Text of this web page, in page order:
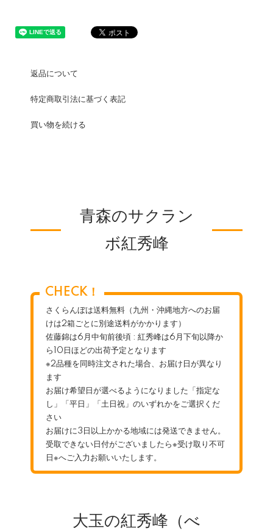
返品について
特定商取引法に基づく表記
買い物を続ける
青森のサクラン
ボ紅秀峰
CHECK！
さくらんぼは送料無料（九州・沖縄地方へのお届
けは2箱ごとに別途送料がかかります）
佐藤錦は6月中旬前後頃 : 紅秀峰は6月下旬以降か
ら10日ほどの出荷予定となります
※2品種を同時注文された場合、お届け日が異なり
ます
お届け希望日が選べるようになりました「指定な
し」「平日」「土日祝」のいずれかをご選択くだ
さい
お届けに3日以上かかる地域には発送できません。
受取できない日付がございましたら※受け取り不可
日※へご入力お願いいたします。
大玉の紅秀峰（べ